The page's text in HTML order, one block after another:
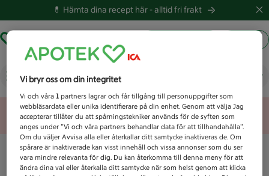
💊 Hämta dina recept här -alltid fri frakt
Vad letar du efter idag?
Unknown error
Vi bryr oss om din integritet
Vi och våra1 partners lagrar och får tillgång till personuppgifter som
webbläsardata eller unika identifierare på din enhet. Genom att välja Jag
accepterar tillåter du att spårningstekniker används för de syften som
anges under ”Vi och våra partners behandlar data för att tillhandahålla”.
Om du väljer Avvisa alla eller återkallar ditt samtycke inaktiveras de. Om
spårare är inaktiverade kan visst innehåll och vissa annonser som du ser
vara mindre relevanta för dig. Du kan återkomma till denna meny för att
ändra dina val eller återkalla ditt samtycke när som helst genom att klicka